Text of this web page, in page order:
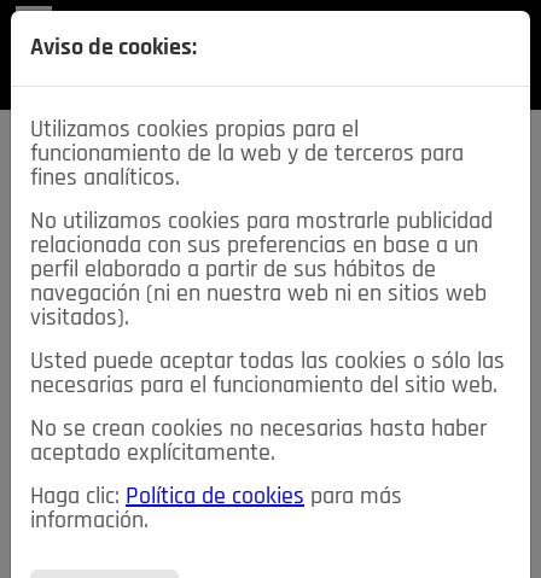
SECCIONES
descarga esta
REVISTA
≡NOTICIAS
NOTICIAS SERVICIOS DE INTERÉS
TABLÓN DE ANUNCIOS MIS ANUNCIOS CONTACTO
NOSOTROS
Aviso de cookies:
Utilizamos cookies propias para el
funcionamiento de la web y de terceros para
fines analíticos.
No utilizamos cookies para mostrarle publicidad
relacionada con sus preferencias en base a un
perfil elaborado a partir de sus hábitos de
navegación (ni en nuestra web ni en sitios web
visitados).
Usted puede aceptar todas las cookies o sólo las
necesarias para el funcionamiento del sitio web.
No se crean cookies no necesarias hasta haber
aceptado explícitamente.
Haga clic: Política de cookies para más
información.